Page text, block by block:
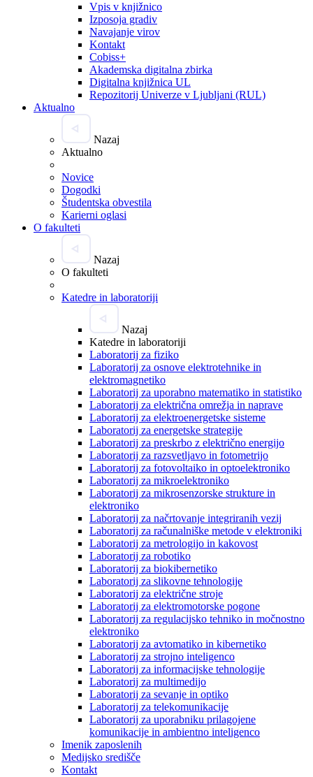
Vpis v knjižnico
Izposoja gradiv
Navajanje virov
Kontakt
Cobiss+
Akademska digitalna zbirka
Digitalna knjižnica UL
Repozitorij Univerze v Ljubljani (RUL)
Aktualno
Nazaj
Aktualno
Novice
Dogodki
Študentska obvestila
Karierni oglasi
O fakulteti
Nazaj
O fakulteti
Katedre in laboratoriji
Nazaj
Katedre in laboratoriji
Laboratorij za fiziko
Laboratorij za osnove elektrotehnike in
elektromagnetiko
Laboratorij za uporabno matematiko in statistiko
Laboratorij za električna omrežja in naprave
Laboratorij za elektroenergetske sisteme
Laboratorij za energetske strategije
Laboratorij za preskrbo z električno energijo
Laboratorij za razsvetljavo in fotometrijo
Laboratorij za fotovoltaiko in optoelektroniko
Laboratorij za mikroelektroniko
Laboratorij za mikrosenzorske strukture in
elektroniko
Laboratorij za načrtovanje integriranih vezij
Laboratorij za računalniške metode v elektroniki
Laboratorij za metrologijo in kakovost
Laboratorij za robotiko
Laboratorij za biokibernetiko
Laboratorij za slikovne tehnologije
Laboratorij za električne stroje
Laboratorij za elektromotorske pogone
Laboratorij za regulacijsko tehniko in močnostno
elektroniko
Laboratorij za avtomatiko in kibernetiko
Laboratorij za strojno inteligenco
Laboratorij za informacijske tehnologije
Laboratorij za multimedijo
Laboratorij za sevanje in optiko
Laboratorij za telekomunikacije
Laboratorij za uporabniku prilagojene
komunikacije in ambientno inteligenco
Imenik zaposlenih
Medijsko središče
Kontakt